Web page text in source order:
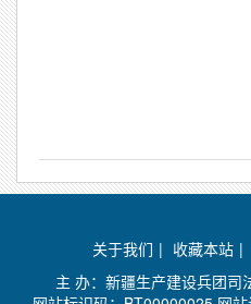
关于我们 | 收藏本站 |
主 办：新疆生产建设兵团司